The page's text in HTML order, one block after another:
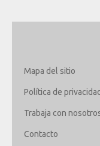
Mapa del sitio
Política de
Trabaja con
Contacto